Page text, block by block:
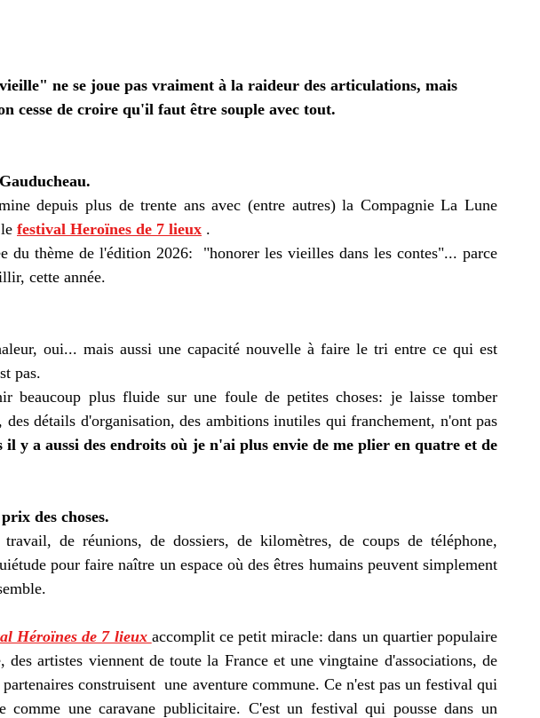
ne se joue pas vraiment à la raideur des articulations, mais
cesse de croire qu'il faut être souple avec tout.
depuis plus de trente ans avec (entre autres) la Compagnie La Lune
festival Heroïnes de 7 lieux .
du thème de l'édition 2026:  "honorer les vieilles dans les contes"... parce
cette année.
oui... mais aussi une capacité nouvelle à faire le tri entre ce qui est
pas.
beaucoup plus fluide sur une foule de petites choses: je laisse tomber
des détails d'organisation, des ambitions inutiles qui franchement, n'ont pas
il y a aussi des endroits où je n'ai plus envie de me plier en quatre et de
des choses.
de réunions, de dossiers, de kilomètres, de coups de téléphone,
pour faire naître un espace où des êtres humains peuvent simplement
Héroïnes de 7 lieux accomplit ce petit miracle: dans un quartier populaire
des artistes viennent de toute la France et une vingtaine d'associations, de
construisent  une aventure commune. Ce n'est pas un festival qui
comme une caravane publicitaire. C'est un festival qui pousse dans un